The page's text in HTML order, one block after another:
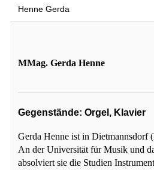
Henne Gerda
MMag. Gerda Henne
Gegenstände: Orgel, Klavier
Gerda Henne ist in Dietmannsdorf
An der Universität für Musik und
absolviert sie die Studien